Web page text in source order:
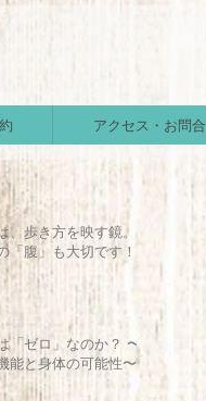
アクセス・お問合
、歩き方を映す鏡。
「腹」も大切です！
「ゼロ」なのか？ 〜
能と身体の可能性〜